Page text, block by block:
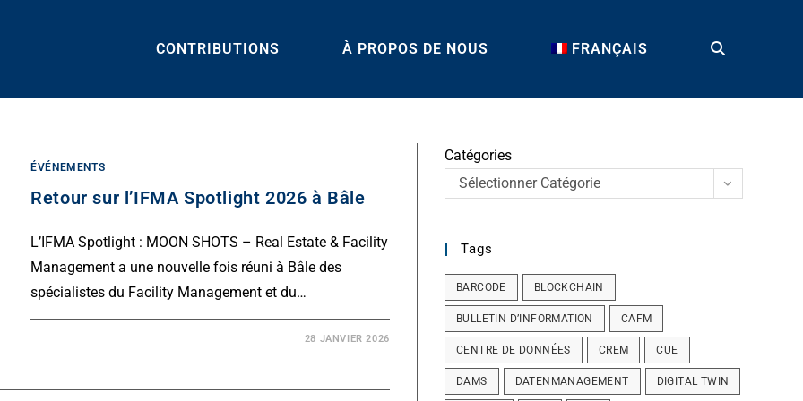
CONTRIBUTIONS À PROPOS DE NOUS FRANÇAIS TOGGLE
ÉVÉNEMENTS
Retour sur l’IFMA Spotlight 2026 à Bâle
L’IFMA Spotlight : MOON SHOTS – Real Estate & Facility
Management a une nouvelle fois réuni à Bâle des
spécialistes du Facility Management et du…
28 JANVIER 2026
Catégories
Sélectionner Catégorie
Tags
BARCODE BLOCKCHAIN
BULLETIN D’INFORMATION CAFM
CENTRE DE DONNÉES CREM CUE
DAMS DATENMANAGEMENT DIGITAL TWIN